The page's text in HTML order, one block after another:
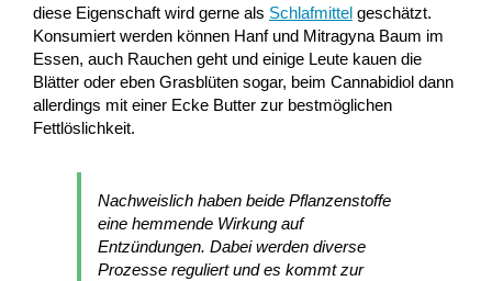
diese Eigenschaft wird gerne als Schlafmittel geschätzt.
Konsumiert werden können Hanf und Mitragyna Baum im
Essen, auch Rauchen geht und einige Leute kauen die
Blätter oder eben Grasblüten sogar, beim Cannabidiol dann
allerdings mit einer Ecke Butter zur bestmöglichen
Fettlöslichkeit.
Nachweislich haben beide Pflanzenstoffe
eine hemmende Wirkung auf
Entzündungen. Dabei werden diverse
Prozesse reguliert und es kommt zur